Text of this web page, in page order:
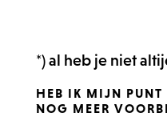
*) al heb je niet
HEB IK MIJN
NOG MEER